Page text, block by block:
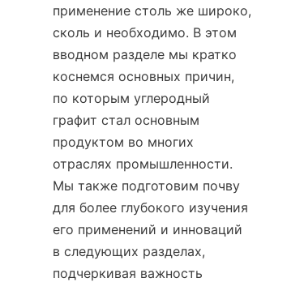
применение столь же широко,
сколь и необходимо. В этом
вводном разделе мы кратко
коснемся основных причин,
по которым углеродный
графит стал основным
продуктом во многих
отраслях промышленности.
Мы также подготовим почву
для более глубокого изучения
его применений и инноваций
в следующих разделах,
подчеркивая важность